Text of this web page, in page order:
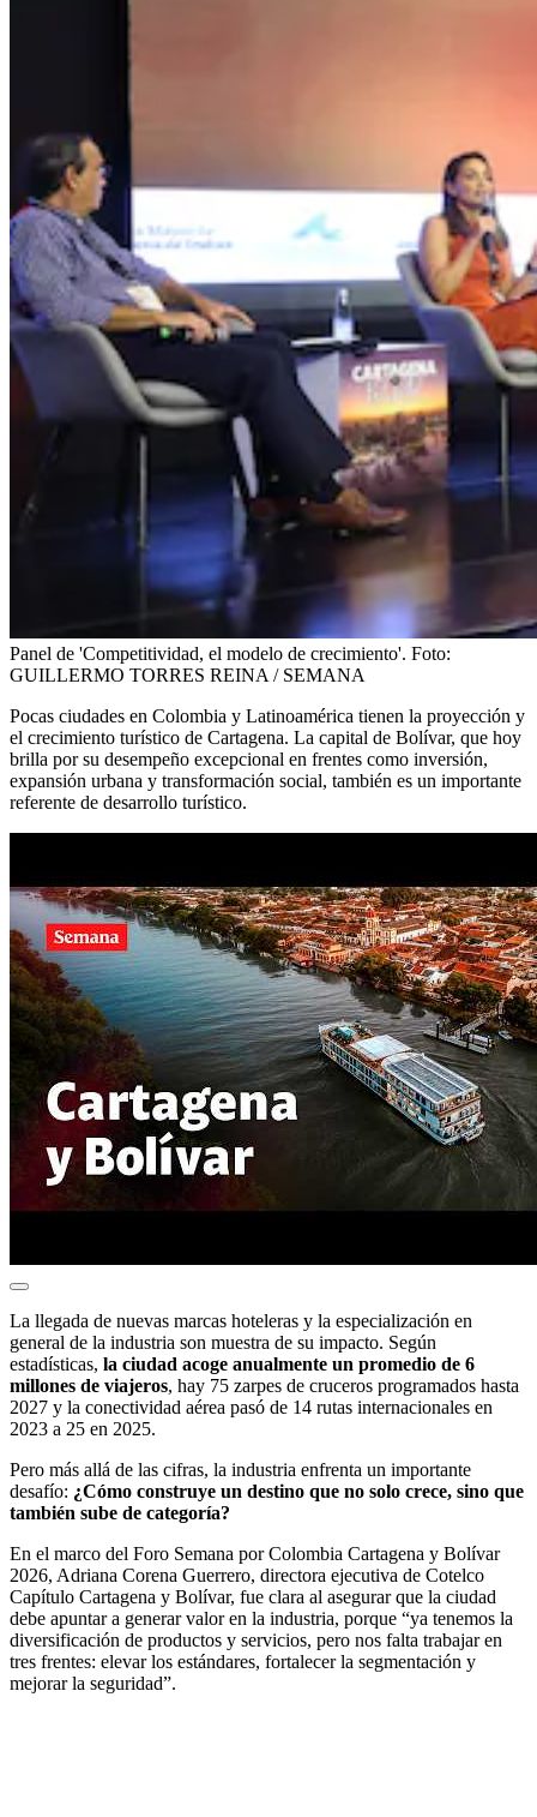
Panel de 'Competitividad, el modelo de crecimiento'. Foto:
GUILLERMO TORRES REINA / SEMANA
Pocas ciudades en Colombia y Latinoamérica tienen la proyección y
el crecimiento turístico de Cartagena. La capital de Bolívar, que hoy
brilla por su desempeño excepcional en frentes como inversión,
expansión urbana y transformación social, también es un importante
referente de desarrollo turístico.
La llegada de nuevas marcas hoteleras y la especialización en
general de la industria son muestra de su impacto. Según
estadísticas, la ciudad acoge anualmente un promedio de 6
millones de viajeros, hay 75 zarpes de cruceros programados hasta
2027 y la conectividad aérea pasó de 14 rutas internacionales en
2023 a 25 en 2025.
Pero más allá de las cifras, la industria enfrenta un importante
desafío: ¿Cómo construye un destino que no solo crece, sino que
también sube de categoría?
En el marco del Foro Semana por Colombia Cartagena y Bolívar
2026, Adriana Corena Guerrero, directora ejecutiva de Cotelco
Capítulo Cartagena y Bolívar, fue clara al asegurar que la ciudad
debe apuntar a generar valor en la industria, porque “ya tenemos la
diversificación de productos y servicios, pero nos falta trabajar en
tres frentes: elevar los estándares, fortalecer la segmentación y
mejorar la seguridad”.